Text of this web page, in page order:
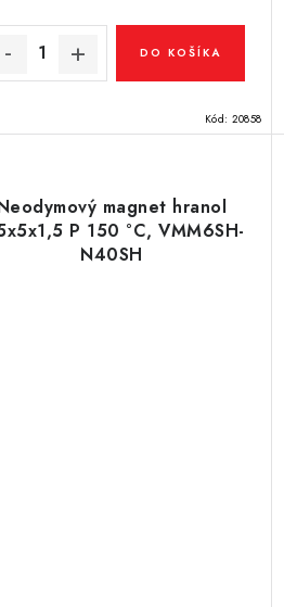
DO KOŠÍKA
Kód: 20858
magnet hranol
P 150 °C, VMM6SH-
N40SH